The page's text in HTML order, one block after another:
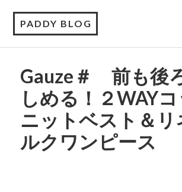
PADDY BLOG
Gauze＃ 前も後
しめる！２WAY
ニットベスト＆リ
ルクワンピース